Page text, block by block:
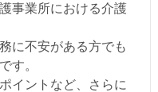
事業所における介護
に不安がある方でも
す。
イントなど、さらに